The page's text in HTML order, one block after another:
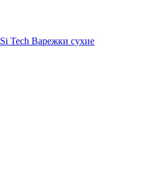
Si Tech Варежки сухие